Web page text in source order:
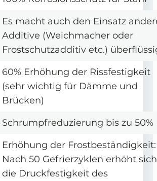
Es macht auch den Einsatz
Additive (Weichmacher oder
Frostschutzadditiv etc.)
60% Erhöhung der Rissfestigkeit
(sehr wichtig für Dämme und
Brücken)
Schrumpfreduzierung bis zu 50%
Erhöhung der Frostbeständigkeit:
Nach 50 Gefrierzyklen erhöht sich
die Druckfestigkeit des